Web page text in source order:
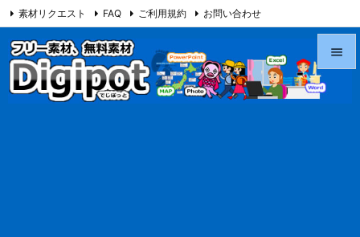

素材リクエスト FAQ ご利用規約 お問い合わせ
当サイト（Digipot.net）について